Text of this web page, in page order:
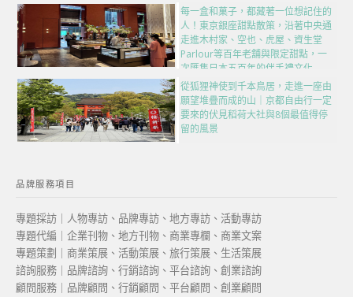
每一盒和菓子，都藏著一位想記住的
人！東京銀座甜點散策，沿著中央通
走進木村家、空也、虎屋、資生堂
Parlour等百年老舖與限定甜點，一
次匯集日本五百年的伴手禮文化
從狐狸神使到千本鳥居，走進一座由
願望堆疊而成的山｜京都自由行一定
要來的伏見稻荷大社與8個最值得停
留的風景
品牌服務項目
專題採訪｜人物專訪、品牌專訪、地方專訪、活動專訪
專題代編｜企業刊物、地方刊物、商業專欄、商業文案
專題策劃｜商業策展、活動策展、旅行策展、生活策展
諮詢服務｜品牌諮詢、行銷諮詢、平台諮詢、創業諮詢
顧問服務｜品牌顧問、行銷顧問、平台顧問、創業顧問